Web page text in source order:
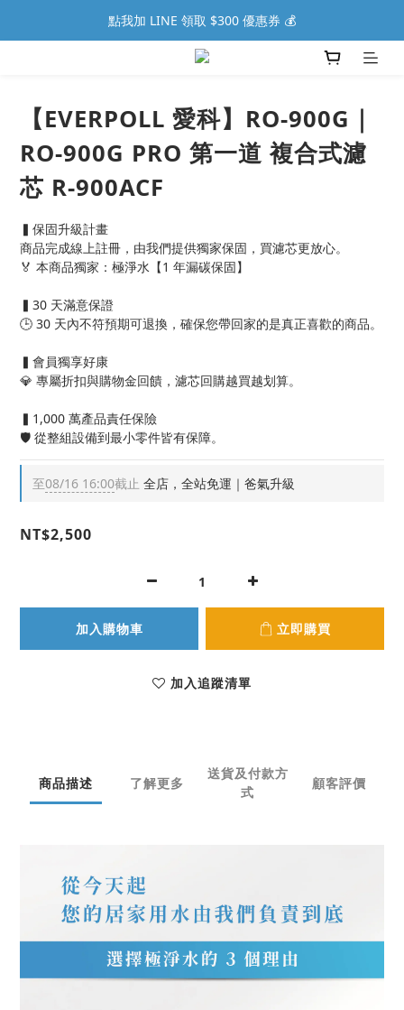
點我加 LINE 領取 $300 優惠券 💰
【EVERPOLL 愛科】RO-900G｜
RO-900G PRO 第一道 複合式濾
芯 R-900ACF
▍保固升級計畫
商品完成線上註冊，由我們提供獨家保固，買濾芯更放心。
🏅 本商品獨家：極淨水【1 年漏碳保固】
▍30 天滿意保證
🕒 30 天內不符預期可退換，確保您帶回家的是真正喜歡的商品。
▍會員獨享好康
💎 專屬折扣與購物金回饋，濾芯回購越買越划算。
▍1,000 萬產品責任保險
🛡️ 從整組設備到最小零件皆有保障。
至08/16 16:00截止 全店，全站免運｜爸氣升級
NT$2,500
加入購物車 立即購買
加入追蹤清單
商品描述 了解更多
送貨及付款方
式
顧客評價